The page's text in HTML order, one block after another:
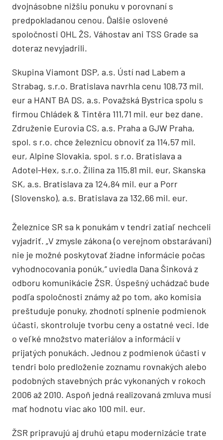
dvojnásobne nižšiu ponuku v porovnaní s
predpokladanou cenou. Ďalšie oslovené
spoločnosti OHL ŽS, Váhostav ani TSS Grade sa
doteraz nevyjadrili.
Skupina Viamont DSP, a.s. Ústí nad Labem a
Strabag, s.r.o. Bratislava navrhla cenu 108,73 mil.
eur a HANT BA DS, a.s. Považská Bystrica spolu s
firmou Chládek & Tintěra 111,71 mil. eur bez dane.
Združenie Eurovia CS, a.s. Praha a GJW Praha,
spol. s r.o. chce železnicu obnoviť za 114,57 mil.
eur, Alpine Slovakia, spol. s r.o. Bratislava a
Adotel-Hex, s.r.o. Žilina za 115,81 mil. eur, Skanska
SK, a.s. Bratislava za 124,84 mil. eur a Porr
(Slovensko), a.s. Bratislava za 132,66 mil. eur.
Železnice SR sa k ponukám v tendri zatiaľ nechceli
vyjadriť. „V zmysle zákona (o verejnom obstarávaní)
nie je možné poskytovať žiadne informácie počas
vyhodnocovania ponúk,“ uviedla Dana Šinková z
odboru komunikácie ŽSR. Úspešný uchádzač bude
podľa spoločnosti známy až po tom, ako komisia
preštuduje ponuky, zhodnotí splnenie podmienok
účasti, skontroluje tvorbu ceny a ostatné veci. Ide
o veľké množstvo materiálov a informácií v
prijatých ponukách. Jednou z podmienok účasti v
tendri bolo predloženie zoznamu rovnakých alebo
podobných stavebných prác vykonaných v rokoch
2006 až 2010. Aspoň jedná realizovaná zmluva musí
mať hodnotu viac ako 100 mil. eur.
ŽSR pripravujú aj druhú etapu modernizácie trate